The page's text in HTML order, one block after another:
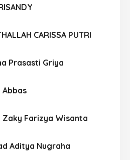
CARISSA PUTRI
Prasasti Griya
Abbas
Zaky Farizya Wisanta
Aditya Nugraha